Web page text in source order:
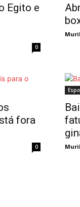
Egito e
0
fora
0